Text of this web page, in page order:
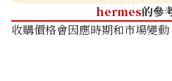
hermes的參
收購價格會因應時期和市場變